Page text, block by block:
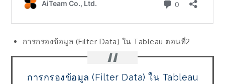
การกรองข้อมูล (Filter Data) ใน Tableau ตอนที่2
การกรองข้อมูล (Filter Data) ใน Tableau